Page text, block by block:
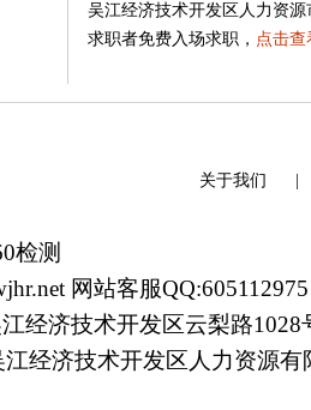
吴江经济技术开发区人力资
求职者免费入场求职， 点击查
关于我们
检测
网站客服QQ:605112975
经济技术开发区云梨路1028
江经济技术开发区人力资源有